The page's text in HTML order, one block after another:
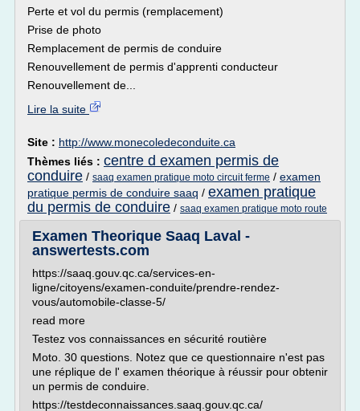
Perte et vol du permis (remplacement)
Prise de photo
Remplacement de permis de conduire
Renouvellement de permis d'apprenti conducteur
Renouvellement de...
Lire la suite
Site : http://www.monecoledeconduite.ca
Thèmes liés : centre d examen permis de
conduire / saaq examen pratique moto circuit ferme / examen
pratique permis de conduire saaq / examen pratique
du permis de conduire / saaq examen pratique moto route
Examen Theorique Saaq Laval -
answertests.com
https://saaq.gouv.qc.ca/services-en-
ligne/citoyens/examen-conduite/prendre-rendez-
vous/automobile-classe-5/
read more
Testez vos connaissances en sécurité routière
Moto. 30 questions. Notez que ce questionnaire n'est pas
une réplique de l' examen théorique à réussir pour obtenir
un permis de conduire.
https://testdeconnaissances.saaq.gouv.qc.ca/